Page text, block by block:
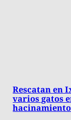
Rescatan en
varios gatos